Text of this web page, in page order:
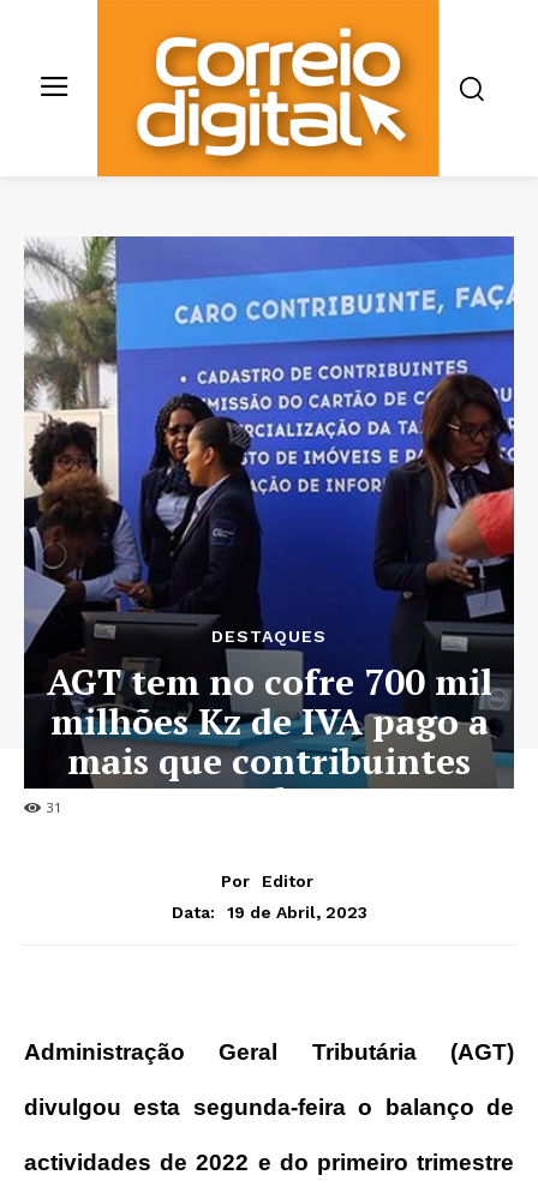
31
DESTAQUES
AGT tem no cofre 700 mil
milhões Kz de IVA pago a
mais que contribuintes
não reclamam
Por
Editor
Data:
19 de Abril, 2023
Administração Geral Tributária (AGT)
divulgou esta segunda-feira o balanço de
actividades de 2022 e do primeiro trimestre